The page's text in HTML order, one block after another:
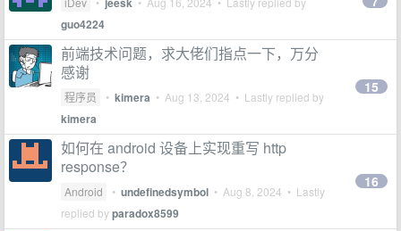
guo4224
前端技术问题，求大佬们指点一下，万分
感谢
程序员 • kimera • Aug 13, 2024 • Lastly replied by
kimera
15
如何在 android 设备上实现重写 http
response？
Android • undefinedsymbol • Aug 8, 2024 • Lastly
replied byparadox8599
16